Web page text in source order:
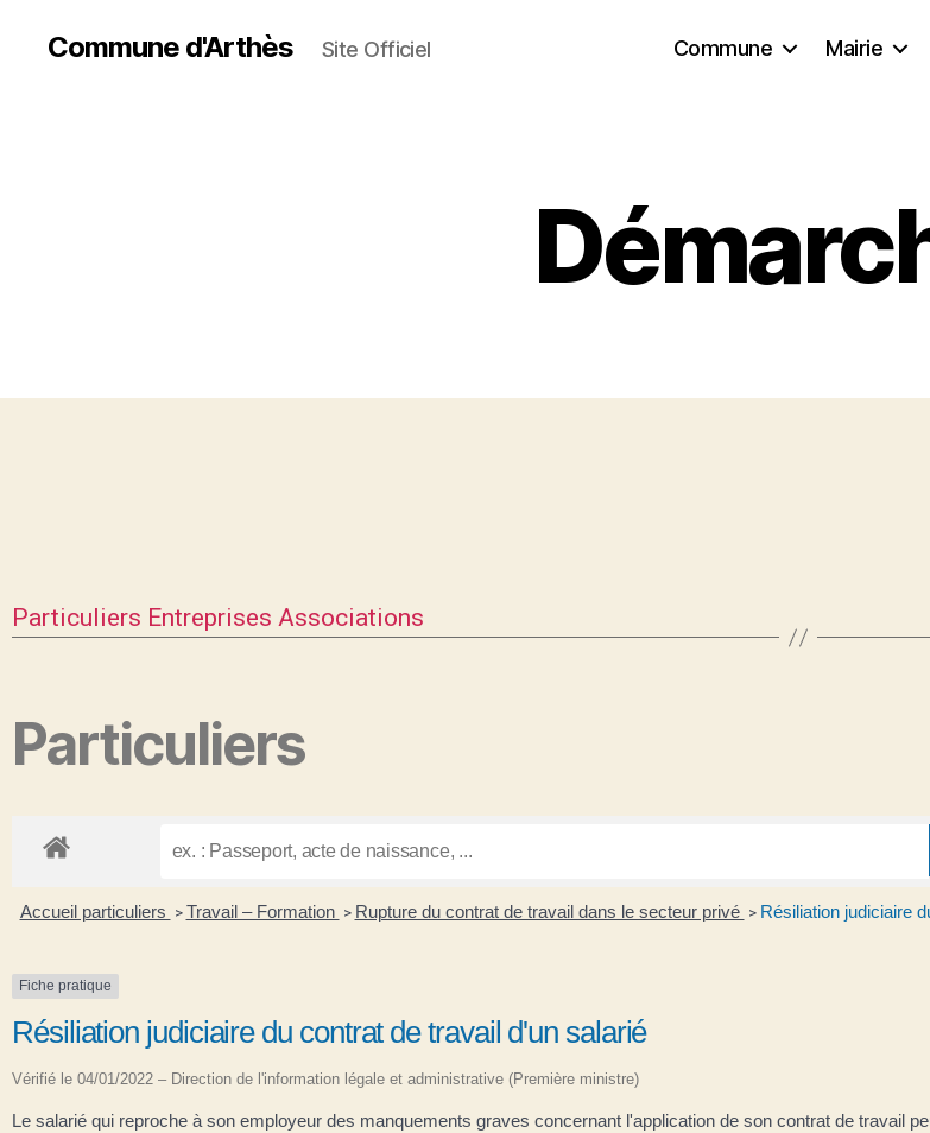
Commune d'Arthès Site Officiel Commune Mairie
Particuliers Entreprises Associations
Particuliers
Accueil particuliers > Travail – Formation > Rupture du contrat de travail dans le secteur privé > Résiliation judiciaire
Fiche pratique
Résiliation judiciaire du contrat de travail d'un salarié
Vérifié le 04/01/2022 – Direction de l'information légale et administrative (Première ministre)
Le salarié qui reproche à son employeur des manquements graves concernant l'application de son contrat de travail